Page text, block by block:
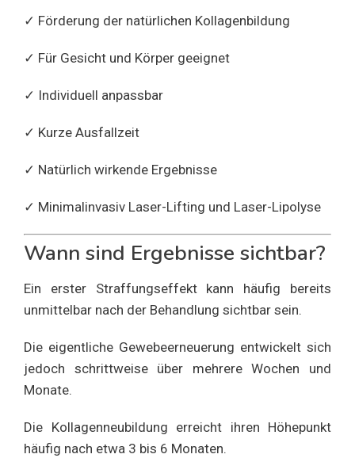
✓ Förderung der natürlichen Kollagenbildung
✓ Für Gesicht und Körper geeignet
✓ Individuell anpassbar
✓ Kurze Ausfallzeit
✓ Natürlich wirkende Ergebnisse
✓ Minimalinvasiv Laser-Lifting und Laser-Lipolyse
Wann sind Ergebnisse sichtbar?
Ein erster Straffungseffekt kann häufig bereits
unmittelbar nach der Behandlung sichtbar sein.
Die eigentliche Gewebeerneuerung entwickelt sich
jedoch schrittweise über mehrere Wochen und
Monate.
Die Kollagenneubildung erreicht ihren Höhepunkt
häufig nach etwa 3 bis 6 Monaten.